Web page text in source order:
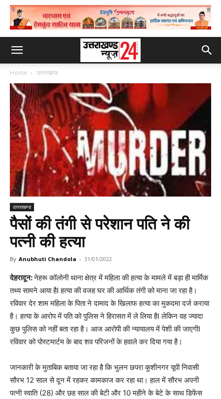
Home उत्तराखण्ड
उत्तराखण्ड
पैसों की तंगी से परेशान पति ने की
पत्नी की हत्या
By Anubhuti Chandola - 31/01/2022
देहरादून:नेहरू कॉलोनी थाना क्षेत्र में महिला की हत्या के मामले में बड़ा ही मार्मिक
तथ्य सामने आया हैI हत्या की वजह घर की आर्थिक तंगी को माना जा रहा है।
रविवार देर शाम महिला के पिता ने दामाद के खिलाफ हत्या का मुकदमा दर्ज कराया
है। हत्या के आरोप में पति को पुलिस ने हिरासत में ले लिया हैI लेकिन वह ज्यादा
कुछ पुलिस को नहीं बता रहा है। आज आरोपी की न्यायालय में पेशी की जाएगीI
रविवार को पोस्टमार्टम के बाद शव परिजनों के हवाले कर दिया गया है।
जानकारी के मुताबिक बताया जा रहा है कि भुलन छपरा कुशीनगर यूपी निवासी
सौरभ 12 साल से दून में रहकर कामकाज कर रहा था। हाल में सौरभ अपनी
पत्नी स्वाति (28) और छह साल की बेटी और 10 महीने के बेटे के साथ डिफेंस